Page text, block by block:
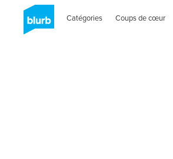
Catégories Coups de cœur